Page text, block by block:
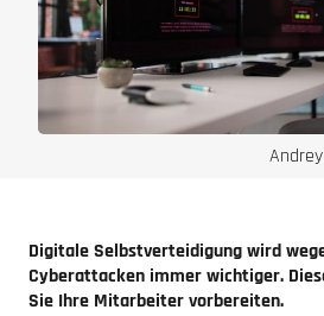
Digitale Selbstverteidigung wird
Cyberattacken immer wichtiger.
Sie Ihre Mitarbeiter vorbereiten.